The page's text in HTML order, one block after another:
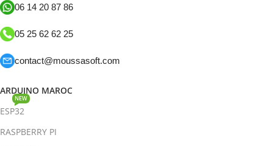
06 14 20 87 86
05 25 62 62 25
contact@moussasoft.com
ARDUINO MAROC
ESP32
NEW
RASPBERRY PI